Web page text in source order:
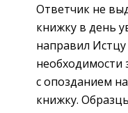
Ответчик не
книжку в день
направил
необходимости
с опозданием
книжку.